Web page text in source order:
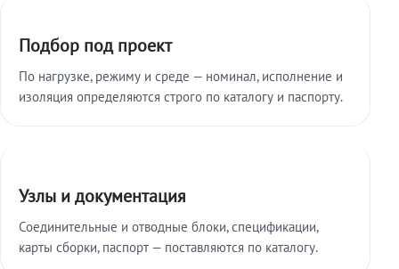
Подбор под проект
По нагрузке, режиму и среде — номинал, исполнение и
изоляция определяются строго по каталогу и паспорту.
Узлы и документация
Соединительные и отводные блоки, спецификации,
карты сборки, паспорт — поставляются по каталогу.